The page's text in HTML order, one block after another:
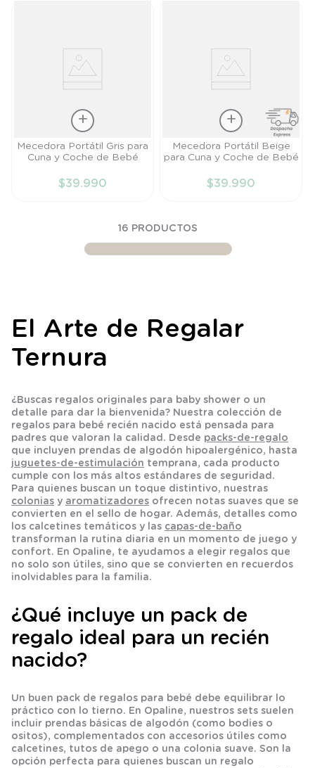
Talla
Mecedora Portátil Gris para
Cuna y Coche de Bebé
$39.990
Talla
Mecedora Portátil Beige
para Cuna y Coche de Bebé
$39.990
16 PRODUCTOS
El Arte de Regalar
Ternura
¿Buscas regalos originales para baby shower o un
detalle para dar la bienvenida? Nuestra colección de
regalos para bebé recién nacido está pensada para
padres que valoran la calidad. Desde packs-de-regalo
que incluyen prendas de algodón hipoalergénico, hasta
juguetes-de-estimulación temprana, cada producto
cumple con los más altos estándares de seguridad.
Para quienes buscan un toque distintivo, nuestras
colonias y aromatizadores ofrecen notas suaves que se
convierten en el sello de hogar. Además, detalles como
los calcetines temáticos y las capas-de-baño
transforman la rutina diaria en un momento de juego y
confort. En Opaline, te ayudamos a elegir regalos que
no solo son útiles, sino que se convierten en recuerdos
inolvidables para la familia.
¿Qué incluye un pack de
regalo ideal para un recién
nacido?
Un buen pack de regalos para bebé debe equilibrar lo
práctico con lo tierno. En Opaline, nuestros sets suelen
incluir prendas básicas de algodón (como bodies o
ositos), complementados con accesorios útiles como
calcetines, tutos de apego o una colonia suave. Son la
opción perfecta para quienes buscan un regalo